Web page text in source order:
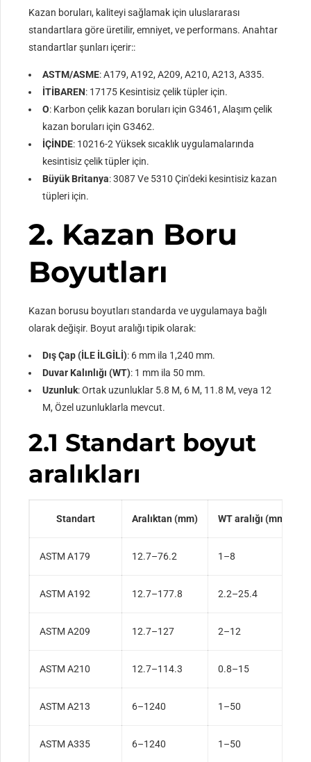
Kazan boruları, kaliteyi sağlamak için uluslararası
standartlara göre üretilir, emniyet, ve performans. Anahtar
standartlar şunları içerir::
ASTM/ASME: A179, A192, A209, A210, A213, A335.
İTİBAREN: 17175 Kesintisiz çelik tüpler için.
O: Karbon çelik kazan boruları için G3461, Alaşım çelik
kazan boruları için G3462.
İÇİNDE: 10216-2 Yüksek sıcaklık uygulamalarında
kesintisiz çelik tüpler için.
Büyük Britanya: 3087 Ve 5310 Çin'deki kesintisiz kazan
tüpleri için.
2. Kazan Boru
Boyutları
Kazan borusu boyutları standarda ve uygulamaya bağlı
olarak değişir. Boyut aralığı tipik olarak:
Dış Çap (İLE İLGİLİ): 6 mm ila 1,240 mm.
Duvar Kalınlığı (WT): 1 mm ila 50 mm.
Uzunluk: Ortak uzunluklar 5.8 M, 6 M, 11.8 M, veya 12
M, Özel uzunluklarla mevcut.
2.1 Standart boyut
aralıkları
Standart Aralıktan (mm) WT aralığı (mm)
ASTM A179 12.7–76.2 1–8
ASTM A192 12.7–177.8 2.2–25.4
ASTM A209 12.7–127 2–12
ASTM A210 12.7–114.3 0.8–15
ASTM A213 6–1240 1–50
ASTM A335 6–1240 1–50